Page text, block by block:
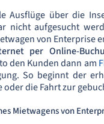
Ausflüge über die
nicht aufgesucht
von
per Online-
den Kunden dann am
So beginnt der
die Fahrt zur
Mietwagens von